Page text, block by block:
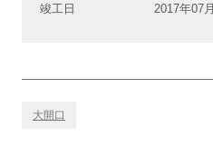
竣工日
2017年07月
大開口